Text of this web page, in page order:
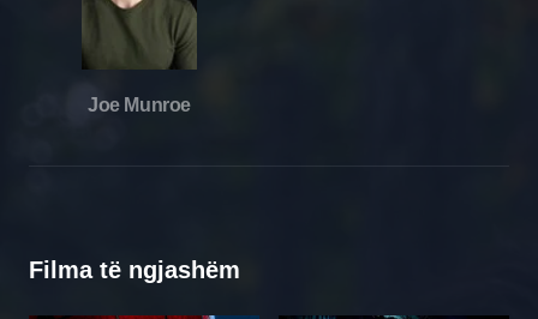
Joe Munroe
Filma të ngjashëm